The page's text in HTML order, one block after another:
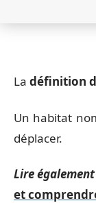
La définition
Un habitat
déplacer.
Lire
et